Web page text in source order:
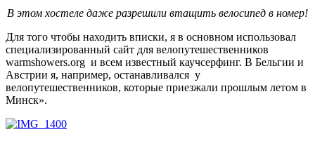
В этом хостеле даже разрешили втащить велосипед в номер!
Для того чтобы находить вписки, я в основном использовал
специализированный сайт для велопутешественников
warmshowers.org и всем известный каучсерфинг. В Бельгии и
Австрии я, например, останавливался у
велопутешественников, которые приезжали прошлым летом в
Минск».